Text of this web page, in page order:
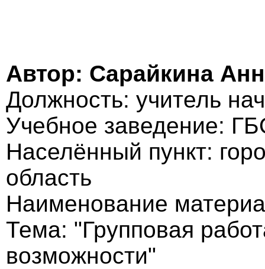
Автор: Сарайкина
Должность: учитель
Учебное заведение:
Населённый пункт:
область
Наименование
Тема: "Групповая
возможности"